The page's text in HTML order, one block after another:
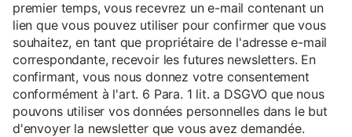
premier temps, vous recevrez un e-mail contenant un
lien que vous pouvez utiliser pour confirmer que vous
souhaitez, en tant que propriétaire de l'adresse e-mail
correspondante, recevoir les futures newsletters. En
confirmant, vous nous donnez votre consentement
conformément à l'art. 6 Para. 1 lit. a DSGVO que nous
pouvons utiliser vos données personnelles dans le but
d'envoyer la newsletter que vous avez demandée.